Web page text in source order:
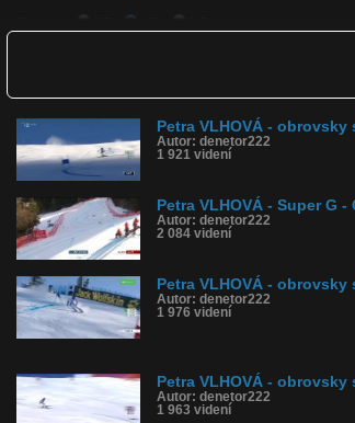
Komentárov: 0
Kategória: športy
Tagy: vlhova, super g
História sledovanosti videa:
Petra VLHOVÁ -
Autor: denetor222
1 921 videní
Petra VLHOVÁ - Super G -
Autor: denetor222
2 084 videní
Petra VLHOVÁ - obrovsky
Autor: denetor222
1 976 videní
Petra VLHOVÁ -
Autor: denetor222
1 963 videní